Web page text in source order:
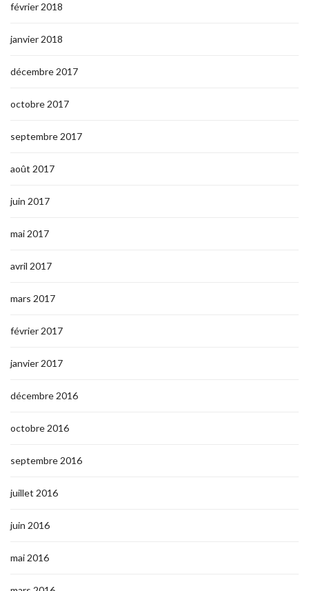
février 2018
janvier 2018
décembre 2017
octobre 2017
septembre 2017
août 2017
juin 2017
mai 2017
avril 2017
mars 2017
février 2017
janvier 2017
décembre 2016
octobre 2016
septembre 2016
juillet 2016
juin 2016
mai 2016